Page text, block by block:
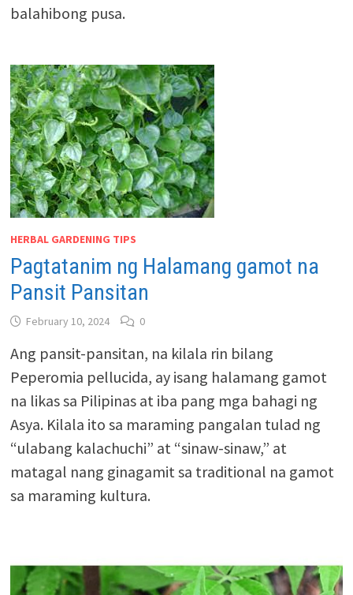
balahibong pusa.
HERBAL GARDENING TIPS
Pagtatanim ng Halamang gamot na
Pansit Pansitan
February 10, 2024 0
Ang pansit-pansitan, na kilala rin bilang
Peperomia pellucida, ay isang halamang gamot
na likas sa Pilipinas at iba pang mga bahagi ng
Asya. Kilala ito sa maraming pangalan tulad ng
“ulabang kalachuchi” at “sinaw-sinaw,” at
matagal nang ginagamit sa traditional na gamot
sa maraming kultura.